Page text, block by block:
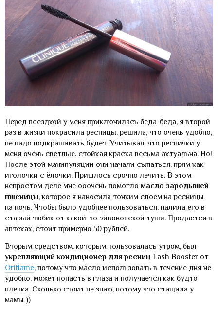
Перед поездкой у меня приключилась беда-беда, я второй
раз в жизни покрасила ресницы, решила, что очень удобно,
не надо подкрашивать будет. Учитывая, что реснички у
меня очень светлые, стойкая краска весьма актуальна. Но!
После этой манипуляции они начали сыпаться, прям как
иголочки с ёлочки. Пришлось срочно лечить. В этом
непростом деле мне ооочень помогло масло зародышей
пшеницы, которое я наносила тонким слоем на ресницы
на ночь. Чтобы было удобнее пользоваться, налила его в
старый тюбик от какой-то эйвоновской туши. Продается в
аптеках, стоит примерно 50 рублей.
Вторым средством, которым пользовалась утром, был
укрепляющий кондиционер для ресниц Lash Booster от
Oriflame, потому что масло использовать в течение дня не
удобно, может попасть в глаза и получается как будто
пленка. Сколько стоит не знаю, потому что стащила у
мамы ))